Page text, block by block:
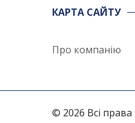
КАРТА САЙТУ
Про компанію
© 2026 Всі права